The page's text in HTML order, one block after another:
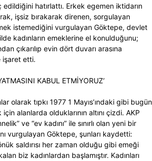
hatırlattı. Erkek egemen iktidarın
işsiz bırakarak direnen, sorgulayan
istemediğini vurgulayan Göktepe, devlet
kadınların emeklerine el konulduğunu;
çıkarılıp evin dört duvarı arasına
işaret etti.
KABUL ETMİYORUZ’
olarak tıpkı 1977 1 Mayıs’ındaki gibi bugün
alanlarda olduklarının altını çizdi. AKP
ve “ev kadını” ile sınırlı olan yeni bir
vurgulayan Göktepe, şunları kaydetti:
saldırısı her zaman olduğu gibi emeği
biz kadınlardan başlamıştır. Kadınları